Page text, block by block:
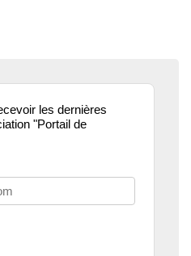
les dernières
"Portail de